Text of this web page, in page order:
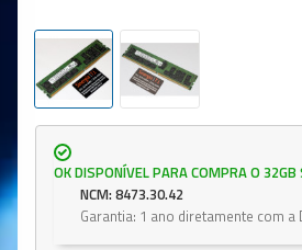
OK DISPONÍVEL PARA COMPRA O
NCM: 8473.30.42
Garantia: 1 ano diretamente com a